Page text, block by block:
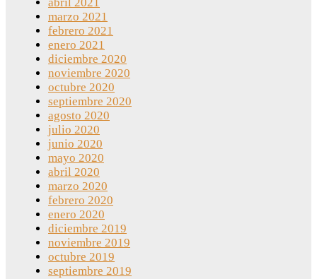
marzo 2021
febrero 2021
enero 2021
diciembre 2020
noviembre 2020
octubre 2020
septiembre 2020
agosto 2020
julio 2020
junio 2020
mayo 2020
abril 2020
marzo 2020
febrero 2020
enero 2020
diciembre 2019
noviembre 2019
octubre 2019
septiembre 2019